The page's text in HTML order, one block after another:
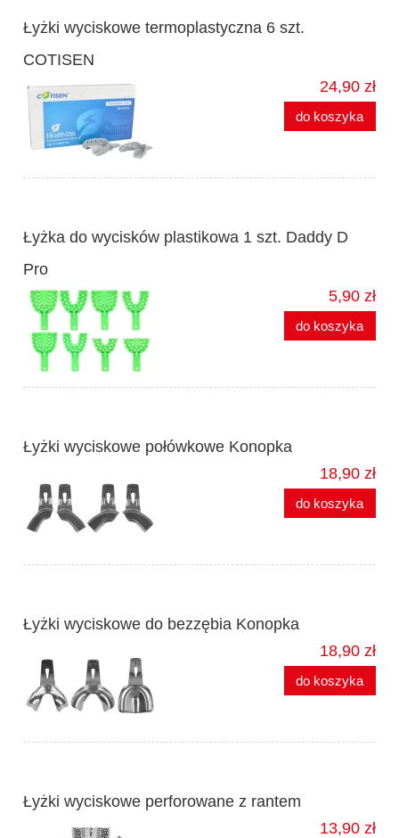
Łyżki wyciskowe termoplastyczna 6 szt.
COTISEN
24,90 zł
do koszyka
Łyżka do wycisków plastikowa 1 szt. Daddy D
Pro
5,90 zł
do koszyka
Łyżki wyciskowe połówkowe Konopka
18,90 zł
do koszyka
Łyżki wyciskowe do bezzębia Konopka
18,90 zł
do koszyka
Łyżki wyciskowe perforowane z rantem
13,90 zł